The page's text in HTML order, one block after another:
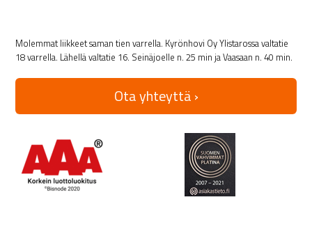
Molemmat liikkeet saman tien varrella. Kyrönhovi Oy Ylistarossa valtatie
18 varrella. Lähellä valtatie 16. Seinäjoelle n. 25 min ja Vaasaan n. 40 min.
Ota yhteyttä ›